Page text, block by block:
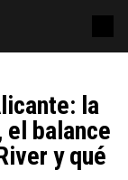
la
balance
y qué